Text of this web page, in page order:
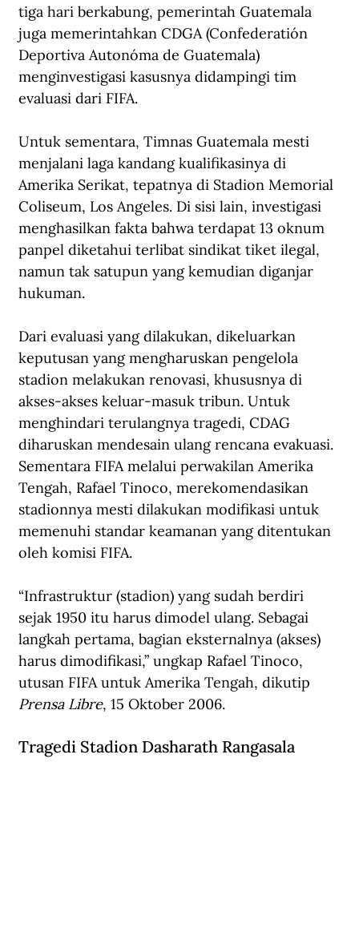
tiga hari berkabung, pemerintah Guatemala
juga memerintahkan CDGA (Confederatión
Deportiva Autonóma de Guatemala)
menginvestigasi kasusnya didampingi tim
evaluasi dari FIFA.
Untuk sementara, Timnas Guatemala mesti
menjalani laga kandang kualifikasinya di
Amerika Serikat, tepatnya di Stadion Memorial
Coliseum, Los Angeles. Di sisi lain, investigasi
menghasilkan fakta bahwa terdapat 13 oknum
panpel diketahui terlibat sindikat tiket ilegal,
namun tak satupun yang kemudian diganjar
hukuman.
Dari evaluasi yang dilakukan, dikeluarkan
keputusan yang mengharuskan pengelola
stadion melakukan renovasi, khususnya di
akses-akses keluar-masuk tribun. Untuk
menghindari terulangnya tragedi, CDAG
diharuskan mendesain ulang rencana evakuasi.
Sementara FIFA melalui perwakilan Amerika
Tengah, Rafael Tinoco, merekomendasikan
stadionnya mesti dilakukan modifikasi untuk
memenuhi standar keamanan yang ditentukan
oleh komisi FIFA.
“Infrastruktur (stadion) yang sudah berdiri
sejak 1950 itu harus dimodel ulang. Sebagai
langkah pertama, bagian eksternalnya (akses)
harus dimodifikasi,” ungkap Rafael Tinoco,
utusan FIFA untuk Amerika Tengah, dikutip
Prensa Libre, 15 Oktober 2006.
Tragedi Stadion Dasharath Rangasala